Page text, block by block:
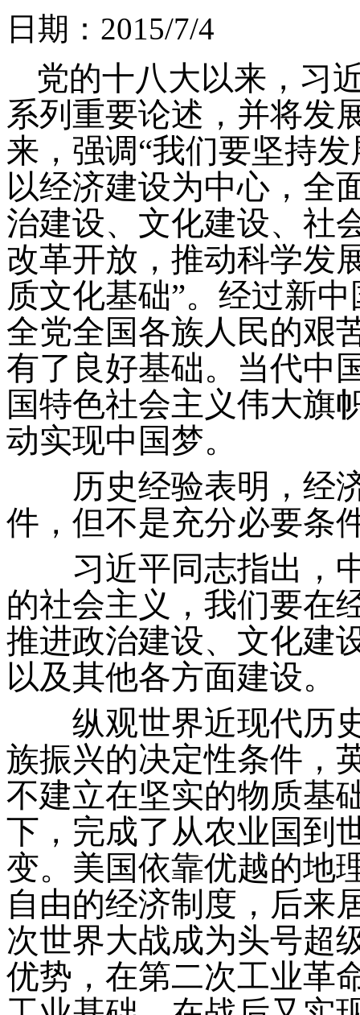
日期：2015/7/4
党的十八大以来，习
系列重要论述，并将发
来，强调“我们要坚持
以经济建设为中心，全
治建设、文化建设、社
改革开放，推动科学发
质文化基础”。经过新
全党全国各族人民的艰
有了良好基础。当代中
国特色社会主义伟大旗
动实现中国梦。
历史经验表明，经济
件，但不是充分必要条
习近平同志指出，中
的社会主义，我们要在
推进政治建设、文化建
以及其他各方面建设。
纵观世界近现代历史
族振兴的决定性条件，
不建立在坚实的物质基
下，完成了从农业国到
变。美国依靠优越的地
自由的经济制度，后来
次世界大战成为头号超
优势，在第二次工业革